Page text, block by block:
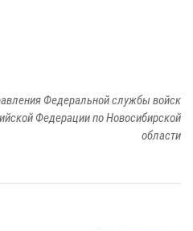
Федеральной службы войск
Федерации по Новосибирской
области